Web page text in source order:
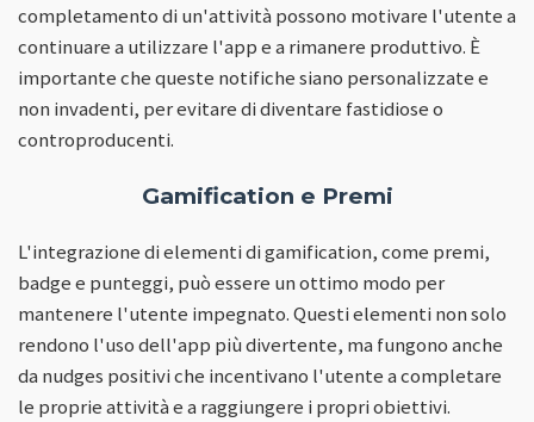
completamento di un'attività possono motivare l'utente a
continuare a utilizzare l'app e a rimanere produttivo. È
importante che queste notifiche siano personalizzate e
non invadenti, per evitare di diventare fastidiose o
controproducenti.
Gamification e Premi
L'integrazione di elementi di gamification, come premi,
badge e punteggi, può essere un ottimo modo per
mantenere l'utente impegnato. Questi elementi non solo
rendono l'uso dell'app più divertente, ma fungono anche
da nudges positivi che incentivano l'utente a completare
le proprie attività e a raggiungere i propri obiettivi.